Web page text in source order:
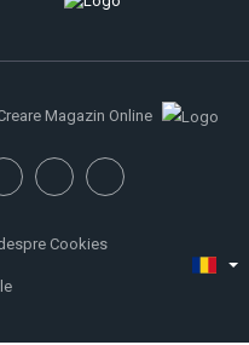
Magazin Online
Cookies